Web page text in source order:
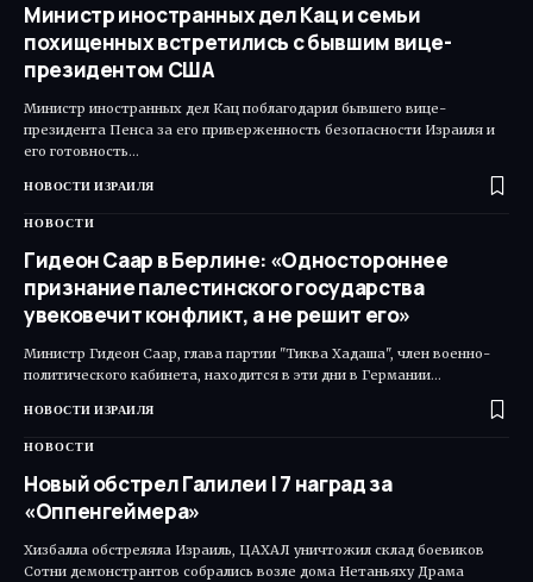
Министр иностранных дел Кац и семьи
похищенных встретились с бывшим вице-
президентом США
Министр иностранных дел Кац поблагодарил бывшего вице-
президента Пенса за его приверженность безопасности Израиля и
его готовность…
НОВОСТИ ИЗРАИЛЯ
НОВОСТИ
Гидеон Саар в Берлине: «Одностороннее
признание палестинского государства
увековечит конфликт, а не решит его»
Министр Гидеон Саар, глава партии "Тиква Хадаша", член военно-
политического кабинета, находится в эти дни в Германии…
НОВОСТИ ИЗРАИЛЯ
НОВОСТИ
Новый обстрел Галилеи | 7 наград за
«Оппенгеймера»
Хизбалла обстреляла Израиль, ЦАХАЛ уничтожил склад боевиков
Сотни демонстрантов собрались возле дома Нетаньяху Драма